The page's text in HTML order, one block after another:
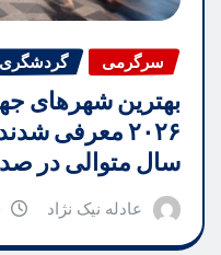
سرگرمی گردشگری
بهترین شهرهای
۲۰۲۶ معرفی
سال متوالی در
عادله نیک نژاد